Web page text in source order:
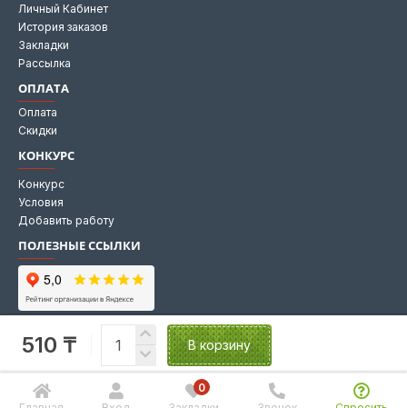
510 ₸ В корзину
0
Личный Кабинет
История заказов
Закладки
Рассылка
ОПЛАТА
Оплата
Скидки
КОНКУРС
Конкурс
Условия
Добавить работу
ПОЛЕЗНЫЕ ССЫЛКИ
Мы на Яндекс картах
Мы в 2GIS